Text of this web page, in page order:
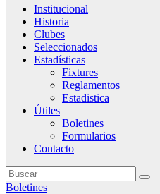
Institucional
Historia
Clubes
Seleccionados
Estadísticas
Fixtures
Reglamentos
Estadistica
Útiles
Boletines
Formularios
Contacto
Boletines